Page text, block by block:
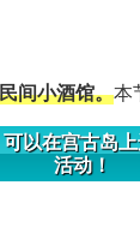
间小酒馆。本
可以在宫古岛上
活动！